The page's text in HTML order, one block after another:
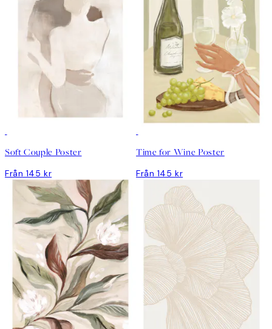
Soft Couple Poster
Från 145 kr
Time for Wine Poster
Från 145 kr